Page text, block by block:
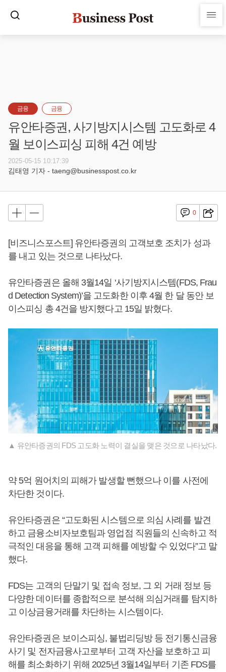
금융 금융
유안타증권, 사기방지시스템 고도화로 4
월 보이스피싱 피해 4건 예방
2025-05-15 10:17:39
김태영 기자 - taeng@businesspost.co.kr
0
[비즈니스포스트] 유안타증권의 고객보호 조치가 성과
를 내고 있는 것으로 나타났다.
유안타증권은 올해 3월14일 ‘사기방지시스템(FDS, Frau
d Detection System)’을 고도화한 이후 4월 한 달 동안 보
이스피싱 총 4건을 방지했다고 15일 밝혔다.
▲ 유안타증권의 FDS 고도화 노력이 결실을 맺은 것으로 나타났다.
약 5억 원어치의 피해가 발생할 뻔했으나 이를 사전에
차단한 것이다.
유안타증권은 “고도화된 시스템으로 의심 사례를 발견
하고 금융소비자보호팀과 영업점 직원들의 신속하고 적
극적인 대응을 통해 고객 피해를 예방할 수 있었다”고 말
했다.
FDS는 고객의 단말기 및 접속 정보, 그 외 거래 정보 등
다양한 데이터를 종합적으로 분석해 의심거래를 탐지하
고 이상금융거래를 차단하는 시스템이다.
유안타증권은 보이스피싱, 불법리딩방 등 전기통신금융
사기 및 전자금융사고로부터 고객 자산을 보호하고 피
해를 최소화하기 위해 2025년 3월14일부터 기존 FDS를